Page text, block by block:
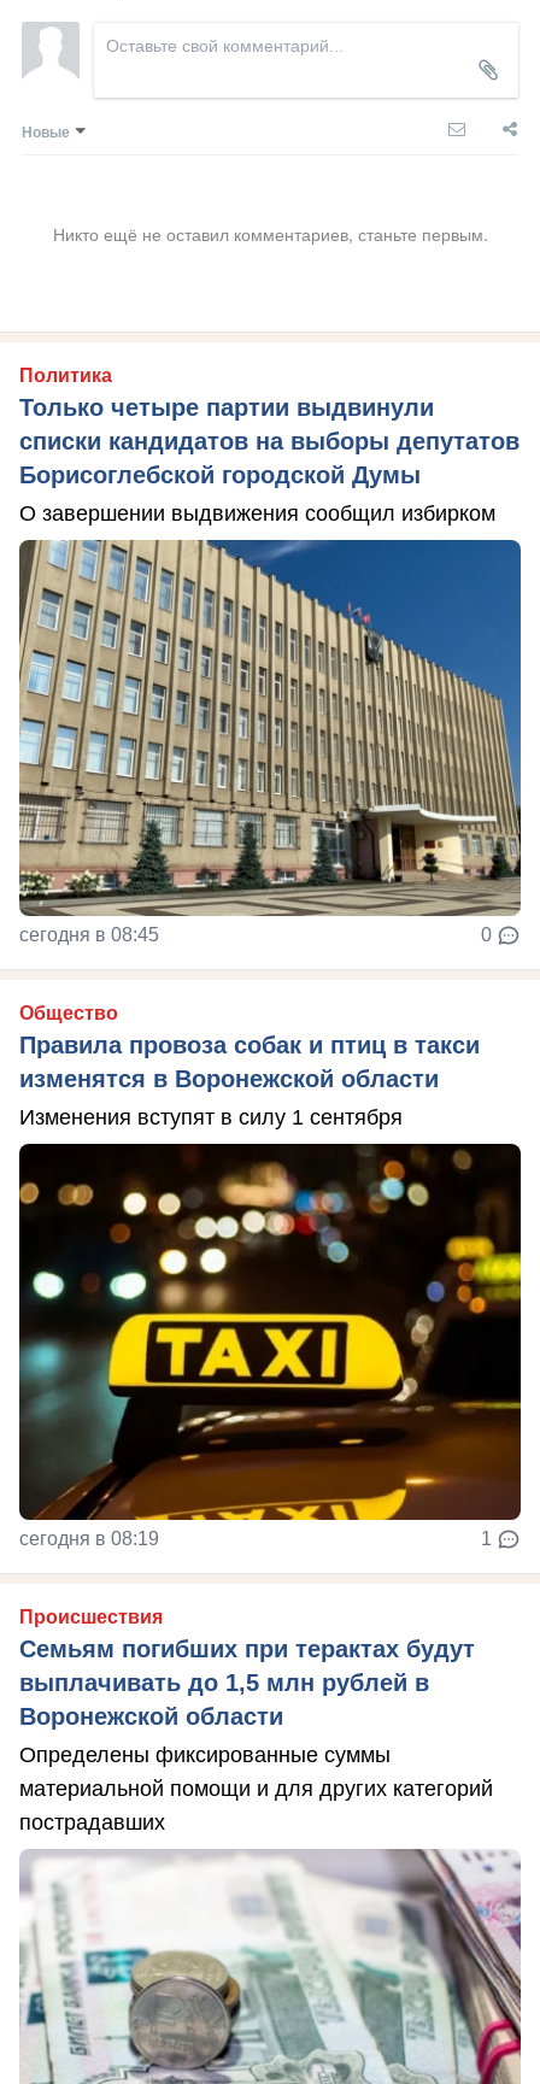
Новые
Никто ещё не оставил комментариев, станьте первым.
Политика
Только четыре партии выдвинули
списки кандидатов на выборы депутатов
Борисоглебской городской Думы
О завершении выдвижения сообщил избирком
сегодня в 08:45 0
Общество
Правила провоза собак и птиц в такси
изменятся в Воронежской области
Изменения вступят в силу 1 сентября
сегодня в 08:19 1
Происшествия
Семьям погибших при терактах будут
выплачивать до 1,5 млн рублей в
Воронежской области
Определены фиксированные суммы
материальной помощи и для других категорий
пострадавших